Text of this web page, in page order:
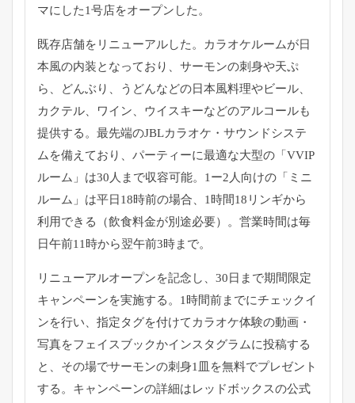
マにした1号店をオープンした。
既存店舗をリニューアルした。カラオケルームが日
本風の内装となっており、サーモンの刺身や天ぷ
ら、どんぶり、うどんなどの日本風料理やビール、
カクテル、ワイン、ウイスキーなどのアルコールも
提供する。最先端のJBLカラオケ・サウンドシステ
ムを備えており、パーティーに最適な大型の「VVIP
ルーム」は30人まで収容可能。1ー2人向けの「ミニ
ルーム」は平日18時前の場合、1時間18リンギから
利用できる（飲食料金が別途必要）。営業時間は毎
日午前11時から翌午前3時まで。
リニューアルオープンを記念し、30日まで期間限定
キャンペーンを実施する。1時間前までにチェックイ
ンを行い、指定タグを付けてカラオケ体験の動画・
写真をフェイスブックかインスタグラムに投稿する
と、その場でサーモンの刺身1皿を無料でプレゼント
する。キャンペーンの詳細はレッドボックスの公式